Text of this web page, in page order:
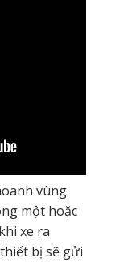
vùng
một hoặc
xe ra
bị sẽ gửi